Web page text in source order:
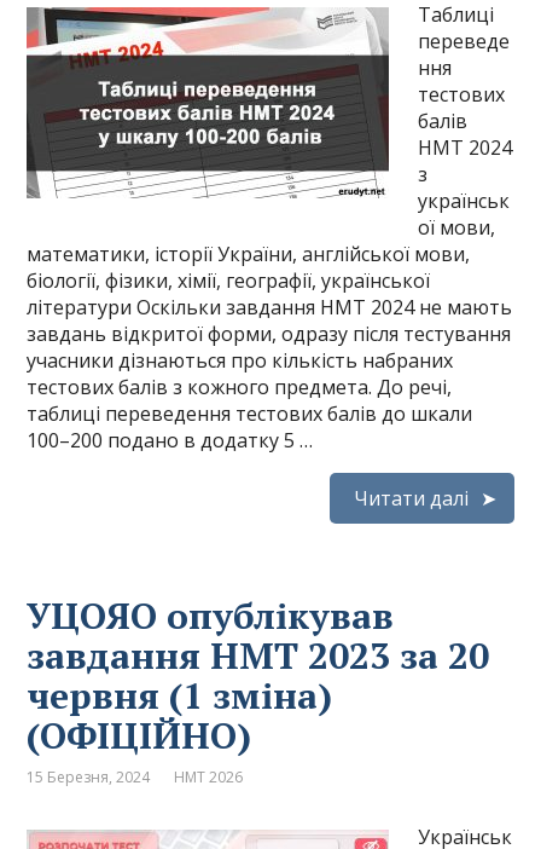
Таблиці
переведе
ння
тестових
балів
НМТ 2024
з
українськ
ої мови,
математики, історії України, англійської мови,
біології, фізики, хімії, географії, української
літератури Оскільки завдання НМТ 2024 не мають
завдань відкритої форми, одразу після тестування
учасники дізнаються про кількість набраних
тестових балів з кожного предмета. До речі,
таблиці переведення тестових балів до шкали
100–200 подано в додатку 5 …
Читати далі
УЦОЯО опублікував
завдання НМТ 2023 за 20
червня (1 зміна)
(ОФІЦІЙНО)
15 Березня, 2024 НМТ 2026
Українськ